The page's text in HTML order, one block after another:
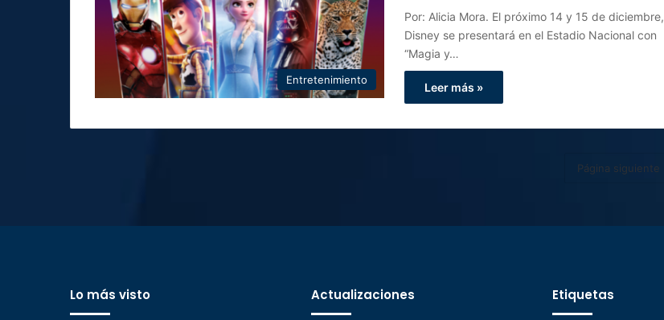
Entretenimiento
Por: Alicia Mora. El próximo 14 y 15 de diciembre,
Disney se presentará en el Estadio Nacional con
“Magia y…
Leer más »
Página siguiente
Lo más visto Actualizaciones Etiquetas